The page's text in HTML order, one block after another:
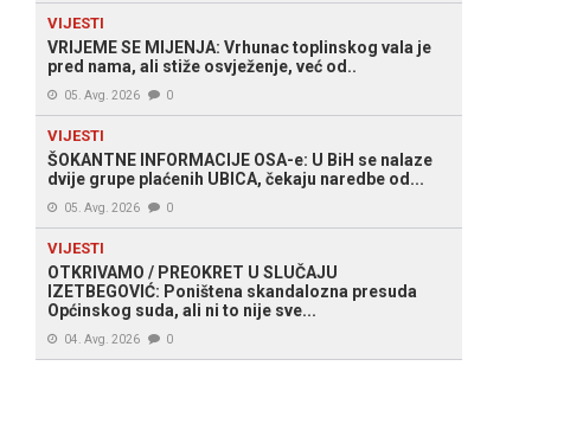
VIJESTI
VRIJEME SE MIJENJA: Vrhunac toplinskog vala je
pred nama, ali stiže osvježenje, već od..
05. Avg. 2026 0
VIJESTI
ŠOKANTNE INFORMACIJE OSA-e: U BiH se nalaze
dvije grupe plaćenih UBICA, čekaju naredbe od...
05. Avg. 2026 0
VIJESTI
OTKRIVAMO / PREOKRET U SLUČAJU
IZETBEGOVIĆ: Poništena skandalozna presuda
Općinskog suda, ali ni to nije sve...
04. Avg. 2026 0